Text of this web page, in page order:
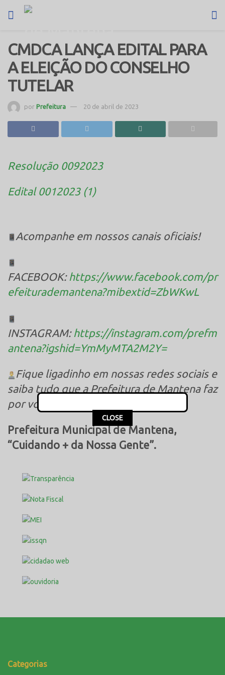
CMDCA LANÇA EDITAL PARA
A ELEIÇÃO DO CONSELHO
TUTELAR
por Prefeitura 20 de abril de 2023
Resolução 0092023
Edital 0012023 (1)
Acompanhe em nossos canais oficiais!
FACEBOOK: https://www.facebook.com/pr
efeiturademantena?mibextid=ZbWKwL
INSTAGRAM: https://instagram.com/prefm
antena?igshid=YmMyMTA2M2Y=
Fique ligadinho em nossas redes sociais e
saiba tudo que a Prefeitura de Mantena faz
por você!
Prefeitura Municipal de Mantena,
“Cuidando + da Nossa Gente”.
Categorias
This popup will close in:
CLOSE